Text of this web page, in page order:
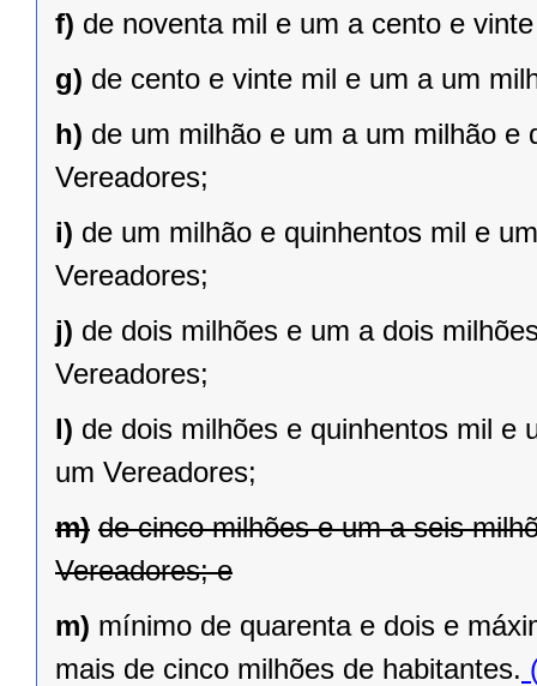
f) de noventa mil e um a cento e
g) de cento e vinte mil e um a um
h) de um milhão e um a um milhão e
Vereadores;
i) de um milhão e quinhentos mil e
Vereadores;
j) de dois milhões e um a dois
Vereadores;
l) de dois milhões e quinhentos mil e
um Vereadores;
m) de cinco milhões e um a seis
Vereadores; e
m) mínimo de quarenta e dois e
mais de cinco milhões de habitantes.